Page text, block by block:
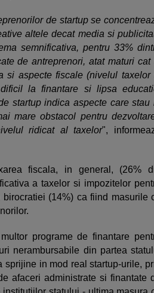
de startup se
altele decat media si
semnificativa, pentru 33%
de antreprenori, atat maturi cat
si aspecte fiscale (nivelul taxelor
la finantare si lipsa
startup indica aspecte care stau
mare obstacol pentru
ridicat al taxelor",
fiscala, in general, (26%
a taxelor si impozitelor
(14%) ca fiind masurile
programe de finantare
nerambursabile din partea
sprijine in mod real startup-urile,
afaceri administrate si finantate